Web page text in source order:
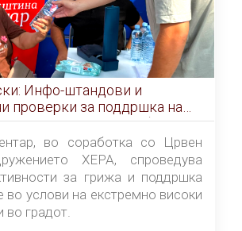
Инфо-штандови и
проверки за поддршка на
услови на топлотен бран
во соработка со Црвен
ХЕРА, спроведува
за грижа и поддршка
во услови на екстремно високи
во градот.